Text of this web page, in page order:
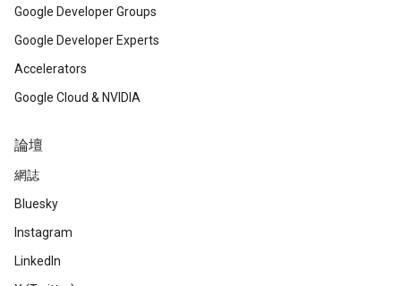
Google Developer Groups
Google Developer Experts
Accelerators
Google Cloud & NVIDIA
論壇
網誌
Bluesky
Instagram
LinkedIn